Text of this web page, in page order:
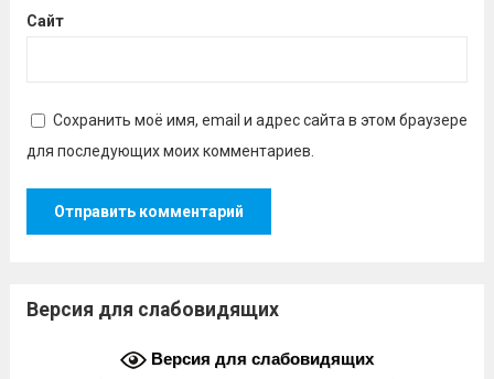
Сайт
Сохранить моё имя, email и адрес сайта в этом браузере
для последующих моих комментариев.
Версия для слабовидящих
Версия для слабовидящих